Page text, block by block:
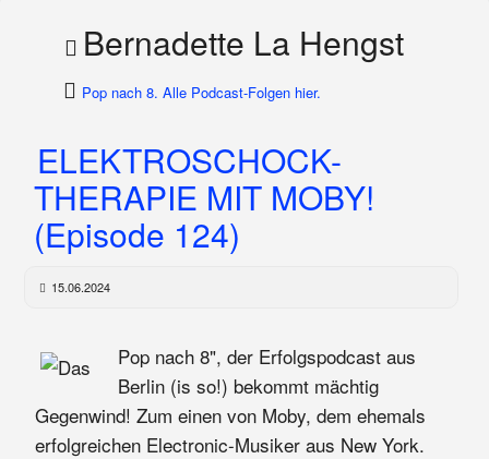
Bernadette La Hengst
Pop nach 8. Alle Podcast-Folgen hier.
ELEKTROSCHOCK-
THERAPIE MIT MOBY!
(Episode 124)
15.06.2024
Pop nach 8", der Erfolgspodcast aus
Berlin (is so!) bekommt mächtig
Gegenwind! Zum einen von Moby, dem ehemals
erfolgreichen Electronic-Musiker aus New York.